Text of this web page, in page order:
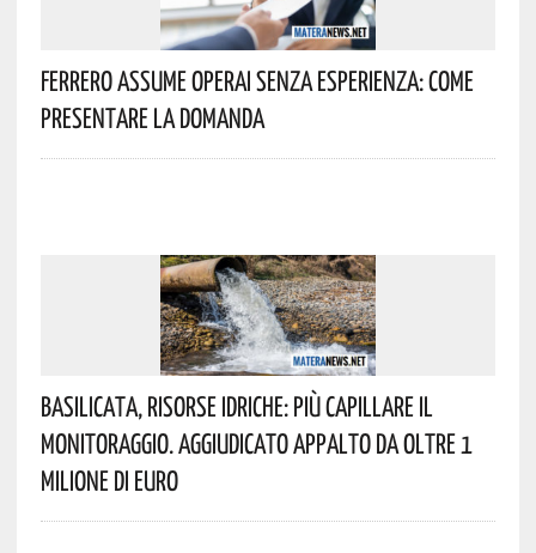
Ferrero Assume Operai Senza Esperienza: Come
Presentare La Domanda
Basilicata, Risorse Idriche: Più Capillare Il
Monitoraggio. Aggiudicato Appalto Da Oltre 1
Milione Di Euro